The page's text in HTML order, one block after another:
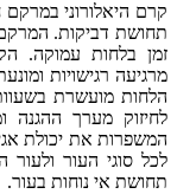
קרם היאלורוני
תחושת דביקות. המרקם
זמן בלחות עמוקה.
מרגיעה רגישויות
הלחות מועשרת
לחיזוק מערך ההגנה
המשפרות את יכולת
לכל סוגי העור ולעור
תחושת אי נוחות בעור.